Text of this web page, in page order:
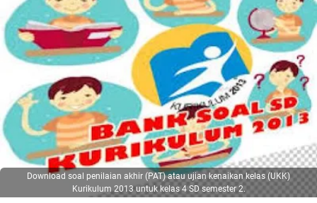
Download soal penilaian akhir (PAT) atau ujian kenaikan kelas (UKK)
Kurikulum 2013 untuk kelas 4 SD semester 2.